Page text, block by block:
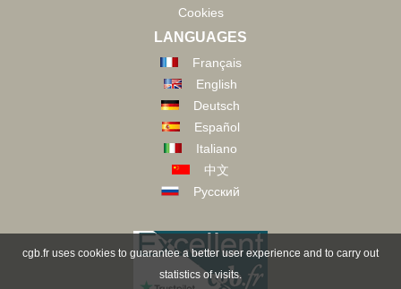
Cookies
LANGUAGES
Français
English
Deutsch
Español
Italiano
中文
Русский
cgb.fr uses cookies to guarantee a better user experience and to carry out
statistics of visits.